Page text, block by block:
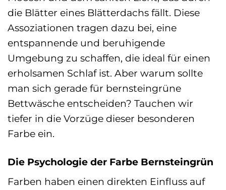
die Blätter eines Blätterdachs fällt. Diese
Assoziationen tragen dazu bei, eine
entspannende und beruhigende
Umgebung zu schaffen, die ideal für einen
erholsamen Schlaf ist. Aber warum sollte
man sich gerade für bernsteingrüne
Bettwäsche entscheiden? Tauchen wir
tiefer in die Vorzüge dieser besonderen
Farbe ein.
Die Psychologie der Farbe Bernsteingrün
Farben haben einen direkten Einfluss auf